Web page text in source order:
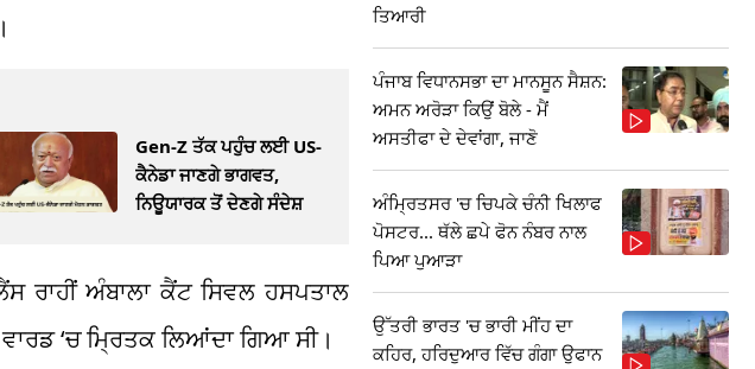
Gen-Z ਤੱਕ ਪਹੁੰਚ ਲਈ US-
ਕੈਨੇਡਾ ਜਾਣਗੇ ਭਾਗਵਤ,
ਨਿਊਯਾਰਕ ਤੋਂ ਦੇਣਗੇ ਸੰਦੇਸ਼
ਰਾਹੀਂ ਅੰਬਾਲਾ ਕੈਂਟ ਸਿਵਲ ਹਸਪਤਾਲ
‘ਚ ਮ੍ਰਿਤਕ ਲਿਆਂਦਾ ਗਿਆ ਸੀ।
ਤਿਆਰੀ
ਪੰਜਾਬ ਵਿਧਾਨਸਭਾ ਦਾ ਮਾਨਸੂਨ ਸੈਸ਼ਨ:
ਅਮਨ ਅਰੋੜਾ ਕਿਉਂ ਬੋਲੇ - ਮੈਂ
ਅਸਤੀਫਾ ਦੇ ਦੇਵਾਂਗਾ, ਜਾਣੋ
ਅੰਮ੍ਰਿਤਸਰ 'ਚ ਚਿਪਕੇ ਚੰਨੀ ਖਿਲਾਫ
ਪੋਸਟਰ... ਥੱਲੇ ਛਪੇ ਫੋਨ ਨੰਬਰ ਨਾਲ
ਪਿਆ ਪੁਆੜਾ
ਉੱਤਰੀ ਭਾਰਤ 'ਚ ਭਾਰੀ ਮੀਂਹ ਦਾ
ਕਹਿਰ, ਹਰਿਦੁਆਰ ਵਿੱਚ ਗੰਗਾ ਉਫਾਨ